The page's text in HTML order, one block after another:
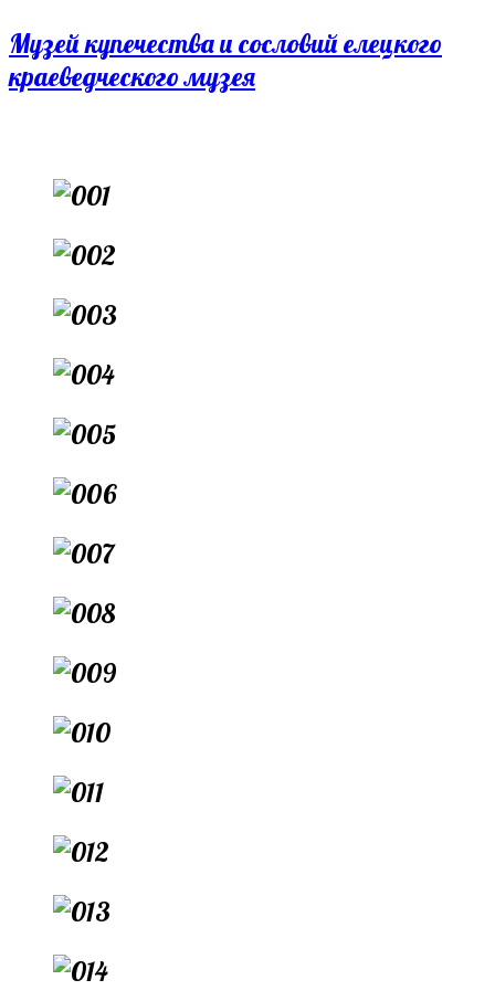
Перейти
к
Музей купечества и сословий елецкого
краеведческого музея